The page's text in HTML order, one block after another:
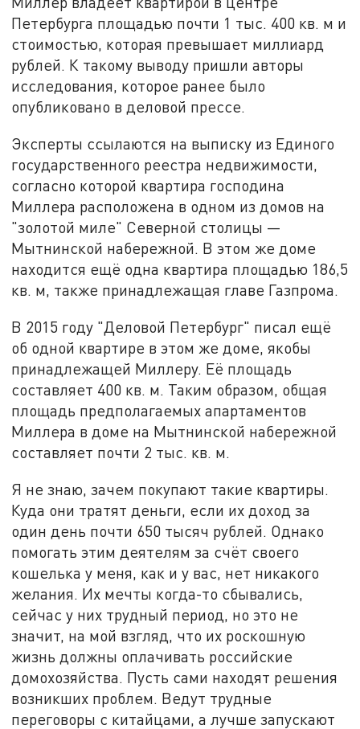
Петербурга площадью почти 1 тыс. 400 кв. м и
стоимостью, которая превышает миллиард
рублей. К такому выводу пришли авторы
исследования, которое ранее было
опубликовано в деловой прессе.
Эксперты ссылаются на выписку из Единого
государственного реестра недвижимости,
согласно которой квартира господина
Миллера расположена в одном из домов на
"золотой миле" Северной столицы —
Мытнинской набережной. В этом же доме
находится ещё одна квартира площадью 186,5
кв. м, также принадлежащая главе Газпрома.
В 2015 году "Деловой Петербург" писал ещё
об одной квартире в этом же доме, якобы
принадлежащей Миллеру. Её площадь
составляет 400 кв. м. Таким образом, общая
площадь предполагаемых апартаментов
Миллера в доме на Мытнинской набережной
составляет почти 2 тыс. кв. м.
Я не знаю, зачем покупают такие квартиры.
Куда они тратят деньги, если их доход за
один день почти 650 тысяч рублей. Однако
помогать этим деятелям за счёт своего
кошелька у меня, как и у вас, нет никакого
желания. Их мечты когда-то сбывались,
сейчас у них трудный период, но это не
значит, на мой взгляд, что их роскошную
жизнь должны оплачивать российские
домохозяйства. Пусть сами находят решения
возникших проблем. Ведут трудные
переговоры с китайцами, а лучше запускают